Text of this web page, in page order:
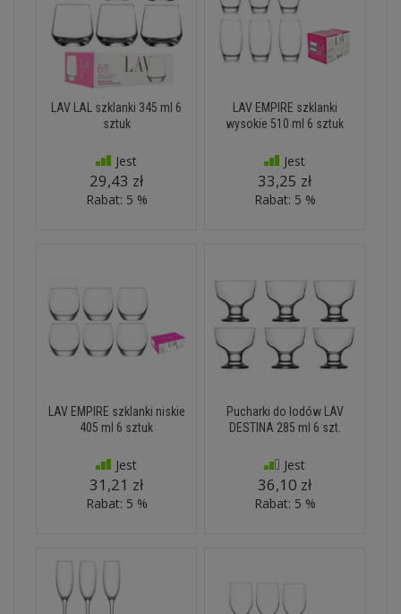
LAV LAL szklanki 345 ml 6
sztuk
Jest
29,43 zł
Rabat: 5 %
LAV EMPIRE szklanki
wysokie 510 ml 6 sztuk
Jest
33,25 zł
Rabat: 5 %
LAV EMPIRE szklanki niskie
405 ml 6 sztuk
Jest
31,21 zł
Rabat: 5 %
Pucharki do lodów LAV
DESTINA 285 ml 6 szt.
Jest
36,10 zł
Rabat: 5 %